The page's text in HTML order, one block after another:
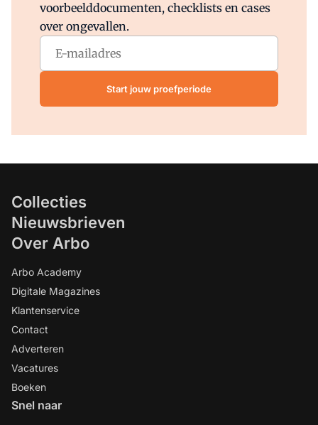
voorbeelddocumenten, checklists en cases
over ongevallen.
Start jouw proefperiode
Collecties
Nieuwsbrieven
Over Arbo
Arbo Academy
Digitale Magazines
Klantenservice
Contact
Adverteren
Vacatures
Boeken
Snel naar